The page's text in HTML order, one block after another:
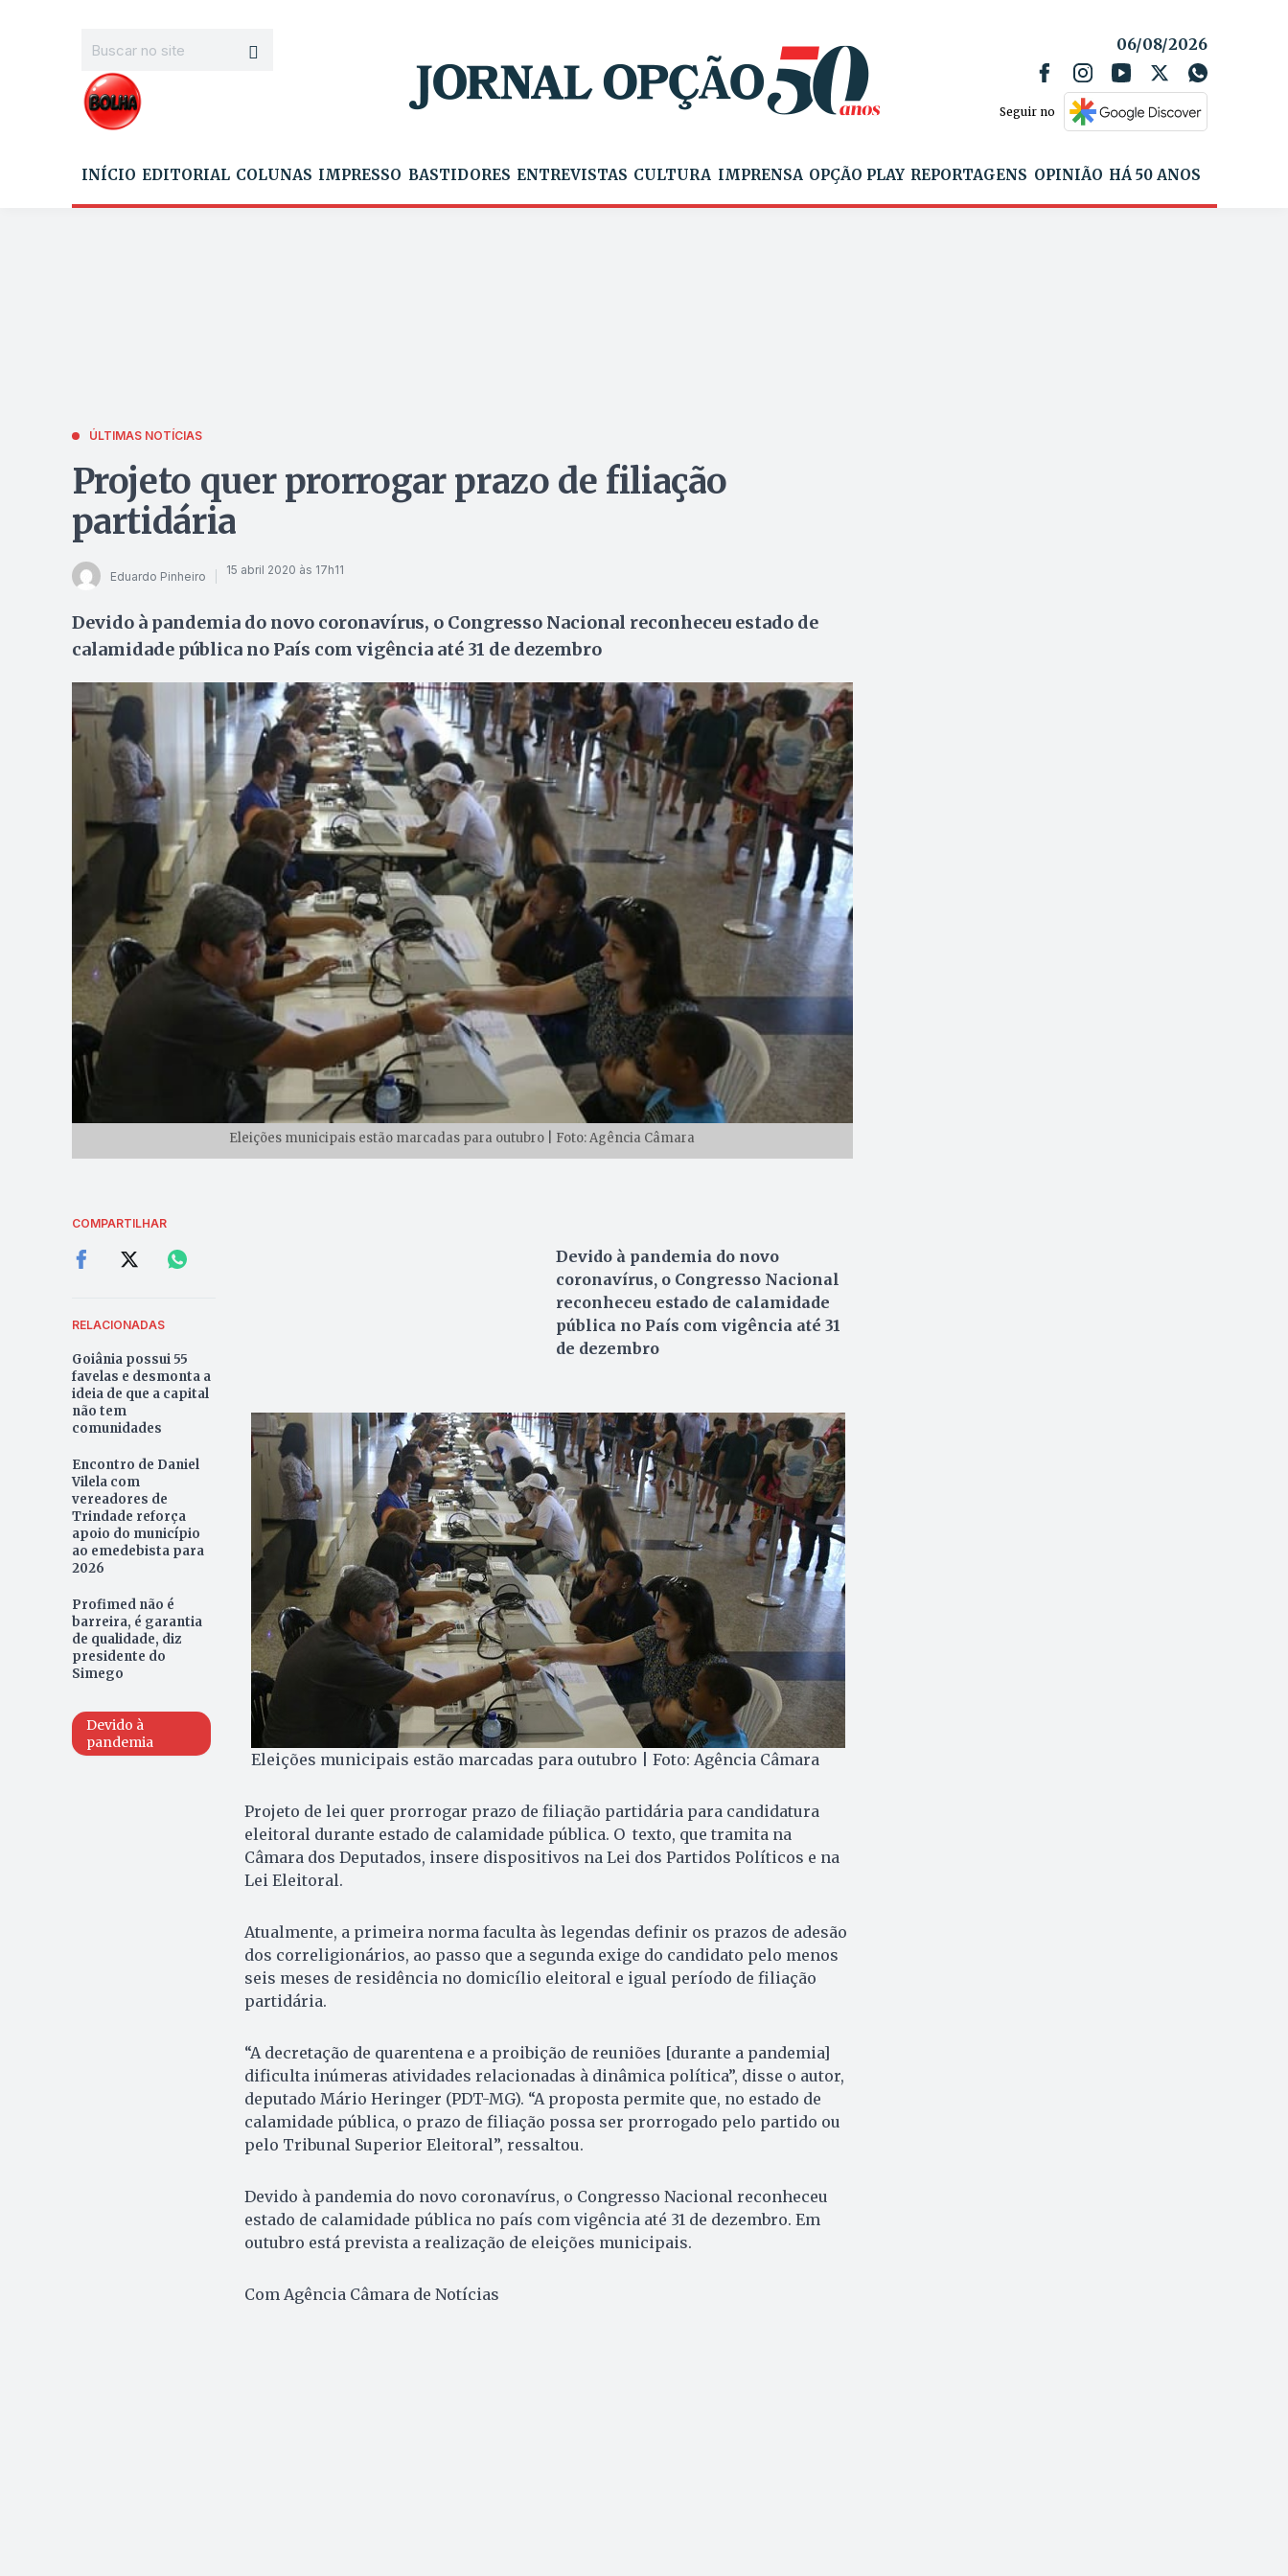
06/08/2026
Seguir no
INÍCIO EDITORIAL COLUNAS IMPRESSO BASTIDORES ENTREVISTAS CULTURA IMPRENSA OPÇÃO PLAY REPORTAGENS OPINIÃO HÁ 50 ANOS
ÚLTIMAS NOTÍCIAS
Projeto quer prorrogar prazo de filiação
partidária
Eduardo Pinheiro 15 abril 2020 às 17h11
Devido à pandemia do novo coronavírus, o Congresso Nacional reconheceu estado de
calamidade pública no País com vigência até 31 de dezembro
Eleições municipais estão marcadas para outubro | Foto: Agência Câmara
COMPARTILHAR
RELACIONADAS
Goiânia possui 55
favelas e desmonta a
ideia de que a capital
não tem
comunidades
Encontro de Daniel
Vilela com
vereadores de
Trindade reforça
apoio do município
ao emedebista para
2026
Profimed não é
barreira, é garantia
de qualidade, diz
presidente do
Simego
Devido à
pandemia
Devido à pandemia do novo
coronavírus, o Congresso Nacional
reconheceu estado de calamidade
pública no País com vigência até 31
de dezembro
Eleições municipais estão marcadas para outubro | Foto: Agência Câmara
Projeto de lei quer prorrogar prazo de filiação partidária para candidatura
eleitoral durante estado de calamidade pública. O texto, que tramita na
Câmara dos Deputados, insere dispositivos na Lei dos Partidos Políticos e na
Lei Eleitoral.
Atualmente, a primeira norma faculta às legendas definir os prazos de adesão
dos correligionários, ao passo que a segunda exige do candidato pelo menos
seis meses de residência no domicílio eleitoral e igual período de filiação
partidária.
“A decretação de quarentena e a proibição de reuniões [durante a pandemia]
dificulta inúmeras atividades relacionadas à dinâmica política”, disse o autor,
deputado Mário Heringer (PDT-MG). “A proposta permite que, no estado de
calamidade pública, o prazo de filiação possa ser prorrogado pelo partido ou
pelo Tribunal Superior Eleitoral”, ressaltou.
Devido à pandemia do novo coronavírus, o Congresso Nacional reconheceu
estado de calamidade pública no país com vigência até 31 de dezembro. Em
outubro está prevista a realização de eleições municipais.
Com Agência Câmara de Notícias